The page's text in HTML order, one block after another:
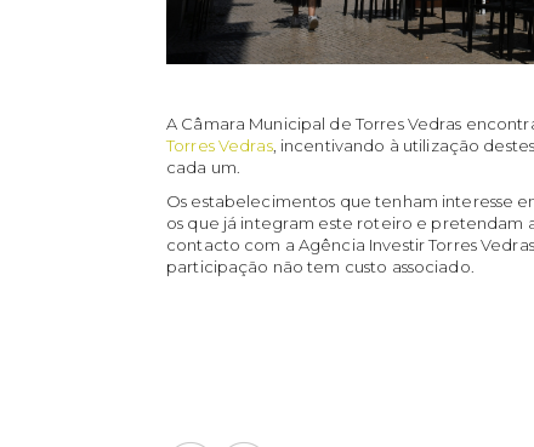
A Câmara Municipal de Torres Vedras
Torres Vedras, incentivando à utilização
cada um.
Os estabelecimentos que tenham interesse
os que já integram este roteiro e pretendam
contacto com a Agência Investir Torres
participação não tem custo associado.